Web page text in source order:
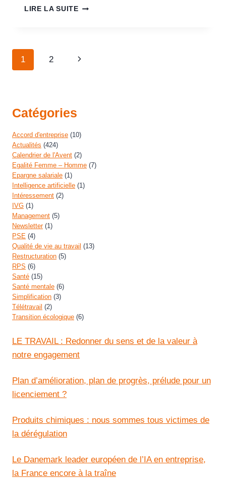
LIRE LA SUITE
1 2
Catégories
Accord d'entreprise (10)
Actualités (424)
Calendrier de l'Avent (2)
Egalité Femme – Homme (7)
Epargne salariale (1)
Intelligence artificielle (1)
Intéressement (2)
IVG (1)
Management (5)
Newsletter(1)
PSE (4)
Qualité de vie au travail (13)
Restructuration (5)
RPS (6)
Santé (15)
Santé mentale (6)
Simplification (3)
Télétravail (2)
Transition écologique (6)
LE TRAVAIL : Redonner du sens et de la valeur à
notre engagement
Plan d’amélioration, plan de progrès, prélude pour un
licenciement ?
Produits chimiques : nous sommes tous victimes de
la dérégulation
Le Danemark leader européen de l’IA en entreprise,
la France encore à la traîne